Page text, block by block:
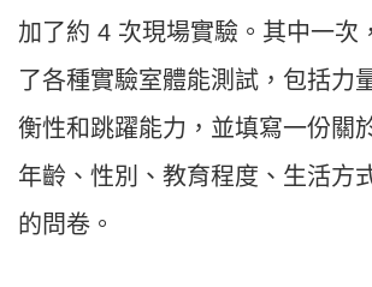
加了約 4 次現場實驗。其中一次
了各種實驗室體能測試，包括力
衡性和跳躍能力，並填寫一份關
年齡、性別、教育程度、生活方
的問卷。